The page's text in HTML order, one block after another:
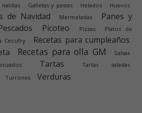
natillas Galletas y pastas Helados Huevos
de Navidad Mermeladas
Panes y
Picoteo Pizzas
Platos de
Cecofry
Recetas para cumpleaños
Recetas para olla GM
Salsas
Tartas Tartas saladas
Turrones Verduras